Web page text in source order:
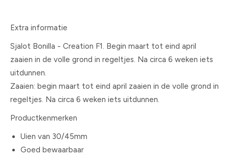
Extra informatie
Sjalot Bonilla - Creation F1. Begin maart tot eind april
zaaien in de volle grond in regeltjes. Na circa 6 weken iets
uitdunnen.
Zaaien: begin maart tot eind april zaaien in de volle grond in
regeltjes. Na circa 6 weken iets uitdunnen.
Productkenmerken
Uien van 30/45mm
Goed bewaarbaar